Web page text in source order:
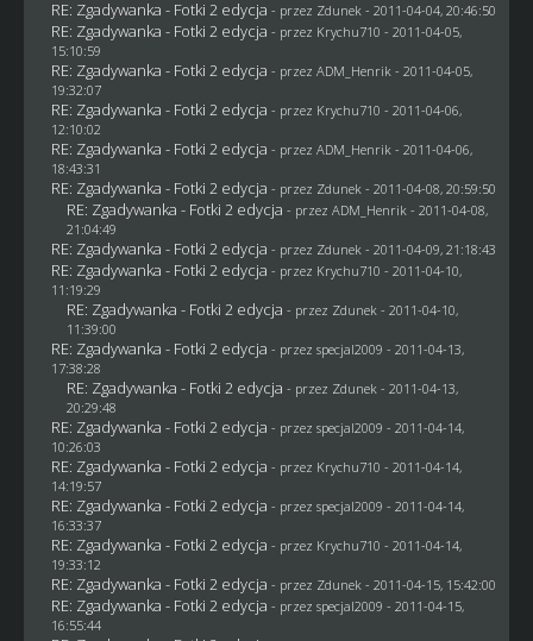
RE: Zgadywanka - Fotki 2 edycja - przez Zdunek - 2011-04-04, 20:46:50
RE: Zgadywanka - Fotki 2 edycja - przez Krychu710 - 2011-04-05,
15:10:59
RE: Zgadywanka - Fotki 2 edycja - przez ADM_Henrik - 2011-04-05,
19:32:07
RE: Zgadywanka - Fotki 2 edycja - przez Krychu710 - 2011-04-06,
12:10:02
RE: Zgadywanka - Fotki 2 edycja - przez ADM_Henrik - 2011-04-06,
18:43:31
RE: Zgadywanka - Fotki 2 edycja - przez Zdunek - 2011-04-08, 20:59:50
RE: Zgadywanka - Fotki 2 edycja - przez ADM_Henrik - 2011-04-08,
21:04:49
RE: Zgadywanka - Fotki 2 edycja - przez Zdunek - 2011-04-09, 21:18:43
RE: Zgadywanka - Fotki 2 edycja - przez Krychu710 - 2011-04-10,
11:19:29
RE: Zgadywanka - Fotki 2 edycja - przez Zdunek - 2011-04-10,
11:39:00
RE: Zgadywanka - Fotki 2 edycja - przez specjal2009 - 2011-04-13,
17:38:28
RE: Zgadywanka - Fotki 2 edycja - przez Zdunek - 2011-04-13,
20:29:48
RE: Zgadywanka - Fotki 2 edycja - przez specjal2009 - 2011-04-14,
10:26:03
RE: Zgadywanka - Fotki 2 edycja - przez Krychu710 - 2011-04-14,
14:19:57
RE: Zgadywanka - Fotki 2 edycja - przez specjal2009 - 2011-04-14,
16:33:37
RE: Zgadywanka - Fotki 2 edycja - przez Krychu710 - 2011-04-14,
19:33:12
RE: Zgadywanka - Fotki 2 edycja - przez Zdunek - 2011-04-15, 15:42:00
RE: Zgadywanka - Fotki 2 edycja - przez specjal2009 - 2011-04-15,
16:55:44